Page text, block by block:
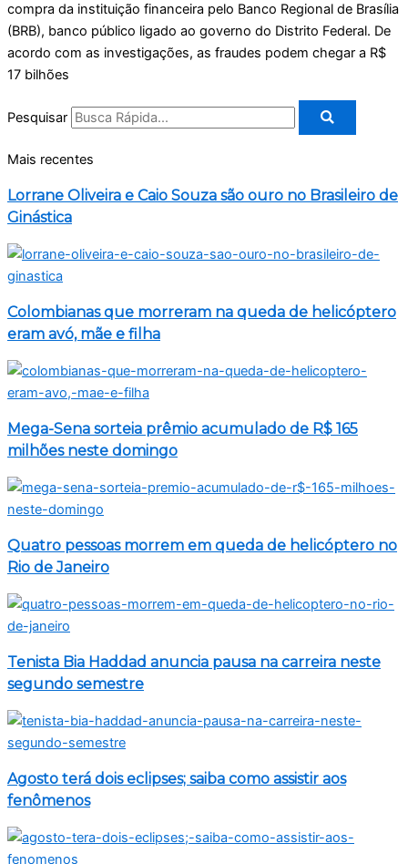
compra da instituição financeira pelo Banco Regional de Brasília
(BRB), banco público ligado ao governo do Distrito Federal. De
acordo com as investigações, as fraudes podem chegar a R$
17 bilhões
Pesquisar
Mais recentes
Lorrane Oliveira e Caio Souza são ouro no Brasileiro de
Ginástica
Colombianas que morreram na queda de helicóptero
eram avó, mãe e filha
Mega-Sena sorteia prêmio acumulado de R$ 165
milhões neste domingo
Quatro pessoas morrem em queda de helicóptero no
Rio de Janeiro
Tenista Bia Haddad anuncia pausa na carreira neste
segundo semestre
Agosto terá dois eclipses; saiba como assistir aos
fenômenos